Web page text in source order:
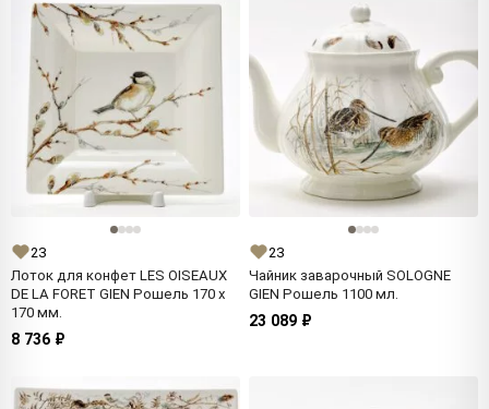
23
Лоток для конфет LES OISEAUX
DE LA FORET GIEN Рошель 170 x
170 мм.
8 736 ₽
23
Чайник заварочный SOLOGNE
GIEN Рошель 1100 мл.
23 089 ₽